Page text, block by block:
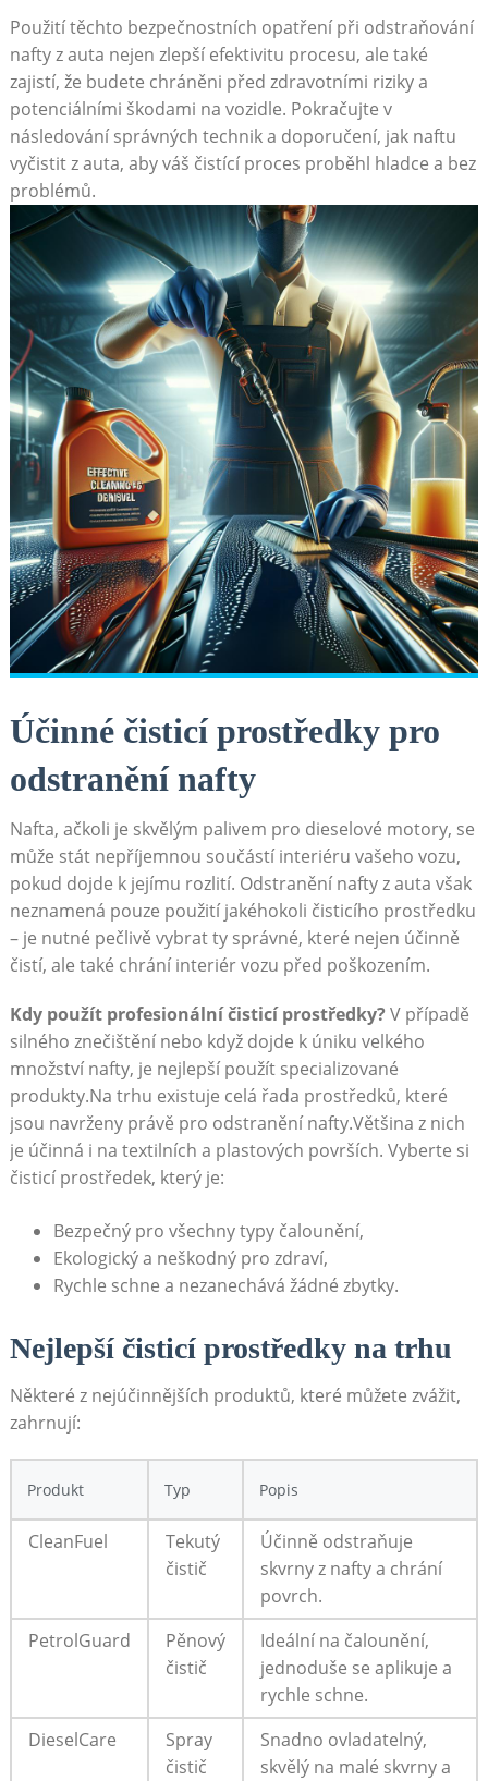
Použití těchto bezpečnostních opatření při odstraňování
nafty z auta nejen zlepší efektivitu procesu, ale také
zajistí, že budete chráněni před zdravotními riziky a
potenciálními škodami na vozidle. Pokračujte v
následování správných technik a doporučení, jak naftu
vyčistit z auta, aby váš čistící proces proběhl hladce a bez
problémů.
Účinné čisticí prostředky pro
odstranění nafty
Nafta, ačkoli je skvělým palivem pro dieselové motory, se
může stát nepříjemnou součástí interiéru vašeho vozu,
pokud dojde k jejímu rozlití. Odstranění nafty z auta však
neznamená pouze použití jakéhokoli čisticího prostředku
– je nutné pečlivě vybrat ty správné, které nejen účinně
čistí, ale také chrání interiér vozu před poškozením.
Kdy použít profesionální čisticí prostředky? V případě
silného znečištění nebo když dojde k úniku velkého
množství nafty, je nejlepší použít specializované
produkty.Na trhu existuje celá řada prostředků, které
jsou navrženy právě pro odstranění nafty.Většina z nich
je účinná i na textilních a plastových površích. Vyberte si
čisticí prostředek, který je:
Bezpečný pro všechny typy čalounění,
Ekologický a neškodný pro zdraví,
Rychle schne a nezanechává žádné zbytky.
Nejlepší čisticí prostředky na trhu
Některé z nejúčinnějších produktů, které můžete zvážit,
zahrnují:
Produkt Typ Popis
CleanFuel
Tekutý
čistič
Účinně odstraňuje
skvrny z nafty a chrání
povrch.
PetrolGuard
Pěnový
čistič
Ideální na čalounění,
jednoduše se aplikuje a
rychle schne.
DieselCare
Spray
čistič
Snadno ovladatelný,
skvělý na malé skvrny a